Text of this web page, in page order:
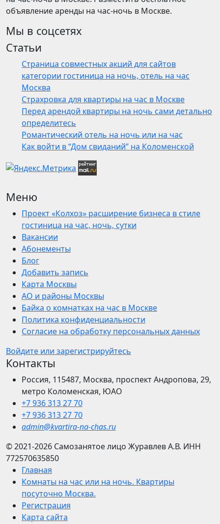
объявление аренды на час-ночь в Москве.
Мы в соцсетях
Статьи
Страница совместных акций для сайтов
категории гостиница на ночь, отель на час
Москва
Страхровка для квартиры на час в Москве
Перед арендой квартиры на ночь сами детально
определитесь
Романтический отель на ночь или на час
Как войти в “Дом свиданий” на Коломенской
Меню
Проект «Колхоз» расширение бизнеса в стиле
гостиница на час, ночь, сутки
Вакансии
Абонементы
Блог
Добавить запись
Карта Москвы
АО и районы Москвы
Байка о комнатках на час в Москве
Политика конфиденциальности
Согласие на обработку персональных данных
Войдите или зарегистрируйтесь
Контакты
Россия, 115487, Москва, проспект Андропова, 29,
метро Коломенская, ЮАО
+7 936 313 27 70
+7 936 313 27 70
admin@kvartira-na-chas.ru
© 2021-2026 Самозанятое лицо Журавлев А.В. ИНН
772570635850
Главная
Комнаты на час или на ночь. Квартиры
посуточно Москва.
Регистрация
Карта сайта